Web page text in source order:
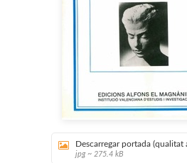
Descarregar portada (qualitat
jpg ~ 275.4 kB